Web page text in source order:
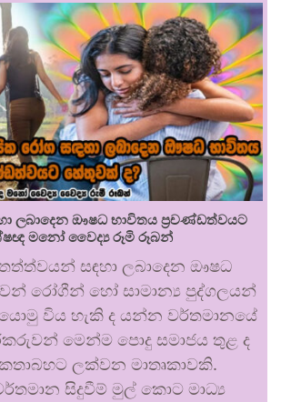
ලබාදෙන ඖෂධ භාවිතය ප්‍රචණ්ඩත්වයට
මනෝ වෛද්‍ය රූමි රූබන්
සඳහා ලබාදෙන ඖෂධ
රෝගීන් හෝ සාමාන්‍ය පුද්ගලයන්
විය හැකි ද යන්න වර්තමානයේ
මෙන්ම පොදු සමාජය තුළ ද
ලක්වන මාතෘකාවකි.
සිදුවීම් මුල් කොට මාධ්‍ය